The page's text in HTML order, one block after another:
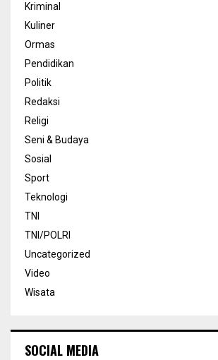
Kriminal
Kuliner
Ormas
Pendidikan
Politik
Redaksi
Religi
Seni & Budaya
Sosial
Sport
Teknologi
TNI
TNI/POLRI
Uncategorized
Video
Wisata
SOCIAL MEDIA